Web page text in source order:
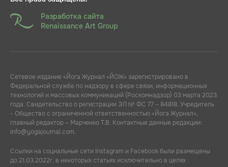
Разработка сайта
Renaissance Art Group
Сетевое издание «Йога Журнал «ЙОЖ» зарегистрировано в
Федеральной службе по надзору в сфере связи, информационных
технологий и массовых коммуникаций (Роскомнадзор) 03 марта 2023
года. Свидетельство о регистрации ЭЛ № ФС 77 – 84818. Учредитель
- Общество с ограниченной ответственностью «Йога Журнал»,
главный редактор – Марченко Т.В. Контактные данные редакции:
info@yogajournal.com.
Ссылки на социальные сети Instagram и Facebook были размещены
до 21.03.2022г. в некоторых статьях исключительно в целях